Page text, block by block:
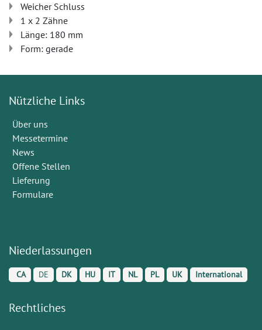
Weicher Schluss
1 x 2 Zähne
Länge: 180 mm
Form: gerade
Nützliche Links
Über uns
Messetermine
News
Offene Stellen
Lieferung
Formulare
Niederlassungen
CA DE DK HU IT NL PL UK International
Rechtliches